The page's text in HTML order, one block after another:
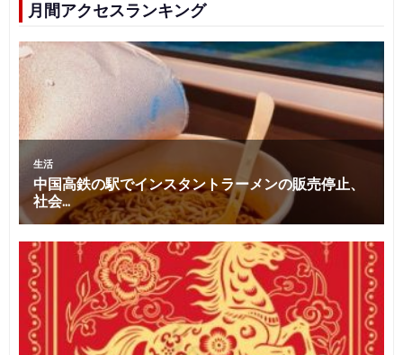
月間アクセスランキング